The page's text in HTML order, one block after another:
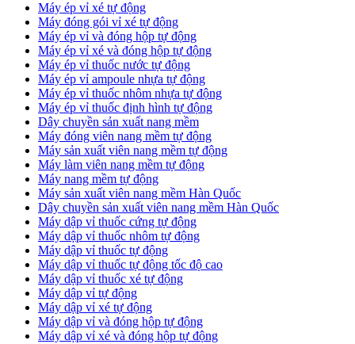
​Máy ép vỉ xé tự động
​Máy đóng gói vỉ xé tự động
​Máy ép vỉ và đóng hộp tự động
​Máy ép vỉ xé và đóng hộp tự động
​Máy ép vỉ thuốc nước tự động
​Máy ép vỉ ampoule nhựa tự động
Máy ép vỉ thuốc nhôm nhựa tự động
​Máy ép vỉ thuốc định hình tự động
​Dây chuyền sản xuất nang mềm
Máy đóng viên nang mềm tự động
​Máy sản xuất viên nang mềm tự động
Máy làm viên nang mềm tự động
Máy nang mềm tự động
​Máy sản xuất viên nang mềm Hàn Quốc
​Dây chuyền sản xuất viên nang mềm Hàn Quốc
Máy dập vỉ thuốc cứng tự động
Máy dập vỉ thuốc nhôm tự động
Máy dập vỉ thuốc tự động​
​Máy dập vỉ thuốc tự động tốc độ cao
Máy dập vỉ thuốc xé tự động
​Máy dập vỉ tự động
​Máy dập vỉ xé tự động
​Máy dập vỉ và đóng hộp tự động
​Máy dập vỉ xé và đóng hộp tự động